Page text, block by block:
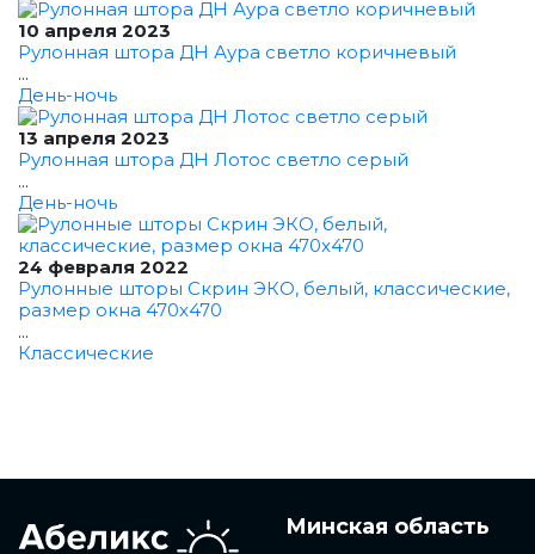
10 апреля 2023
Рулонная штора ДН Аура светло коричневый
...
День-ночь
13 апреля 2023
Рулонная штора ДН Лотос светло серый
...
День-ночь
24 февраля 2022
Рулонные шторы Скрин ЭКО, белый, классические,
размер окна 470x470
...
Классические
Минская область